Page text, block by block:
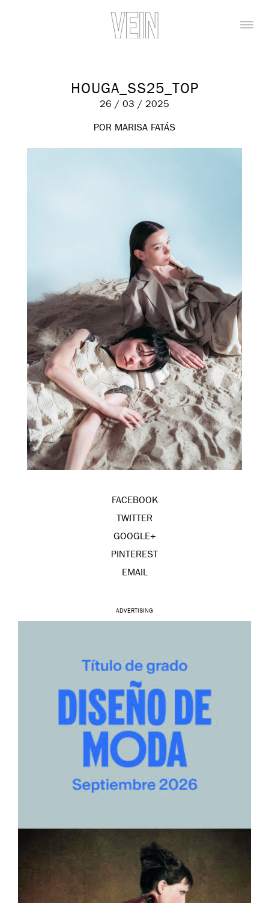
HOUGA_SS25_TOP
26 / 03 / 2025
POR MARISA FATÁS
FACEBOOK
TWITTER
GOOGLE+
PINTEREST
EMAIL
ADVERTISING